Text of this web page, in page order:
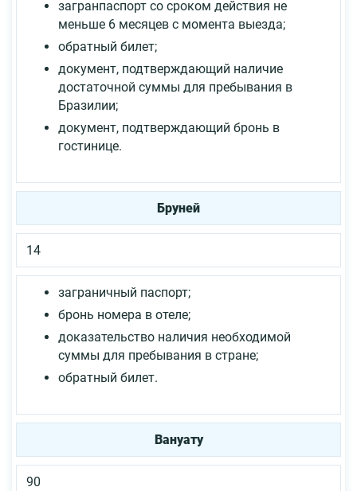
загранпаспорт со сроком действия не
меньше 6 месяцев с момента выезда;
обратный билет;
документ, подтверждающий наличие
достаточной суммы для пребывания в
Бразилии;
документ, подтверждающий бронь в
гостинице.
Бруней
14
заграничный паспорт;
бронь номера в отеле;
доказательство наличия необходимой
суммы для пребывания в стране;
обратный билет.
Вануату
90